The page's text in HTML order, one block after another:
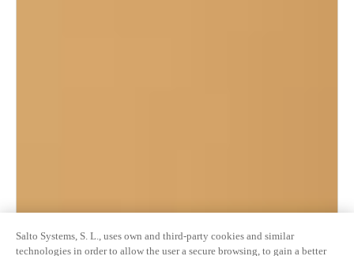
Salto Systems, S. L., uses own and third-party cookies and similar
technologies in order to allow the user a secure browsing, to gain a better